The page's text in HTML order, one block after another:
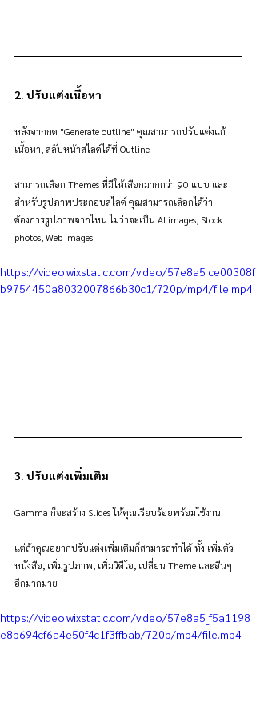
2. ปรับแต่งเนื้อหา
หลังจากกด "Generate outline" คุณสามารถปรับแต่งแก้
เนื้อหา, สลับหน้าสไลด์ได้ที่ Outline
สามารถเลือก Themes ที่มีให้เลือกมากกว่า 90 แบบ และ
สำหรับรูปภาพประกอบสไลด์ คุณสามารถเลือกได้ว่า
ต้องการรูปภาพจากไหน ไม่ว่าจะเป็น AI images, Stock
photos, Web images
https://video.wixstatic.com/video/57e8a5_ce00308f
b9754450a8032007866b30c1/720p/mp4/file.mp4
3. ปรับแต่งเพิ่มเติม
Gamma ก็จะสร้าง Slides ให้คุณเรียบร้อยพร้อมใช้งาน
แต่ถ้าคุณอยากปรับแต่งเพิ่มเติมก็สามารถทำได้ ทั้ง เพิ่มตัว
หนังสือ, เพิ่มรูปภาพ, เพิ่มวิดีโอ, เปลี่ยน Theme และอื่นๆ
อีกมากมาย
https://video.wixstatic.com/video/57e8a5_f5a1198
e8b694cf6a4e50f4c1f3ffbab/720p/mp4/file.mp4